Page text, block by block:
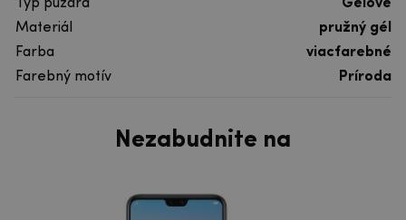
Typ puzdra
Gélové
Materiál
pružný gél
Farba
viacfarebné
Farebný motív
Príroda
Nezabudnite na